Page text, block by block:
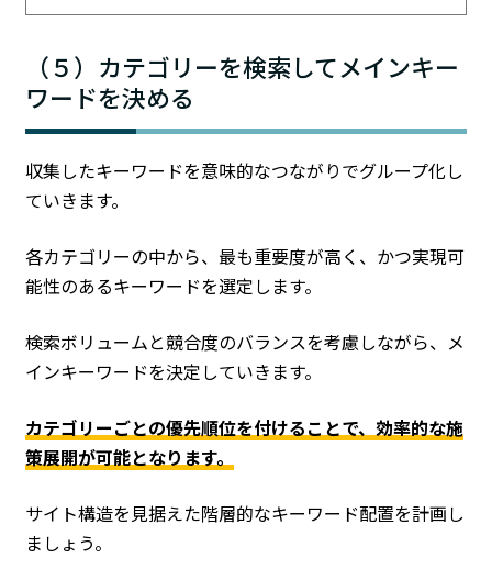
（５）カテゴリーを検索してメインキー
ワードを決める
収集したキーワードを意味的なつながりでグループ化し
ていきます。
各カテゴリーの中から、最も重要度が高く、かつ実現可
能性のあるキーワードを選定します。
検索ボリュームと競合度のバランスを考慮しながら、メ
インキーワードを決定していきます。
カテゴリーごとの優先順位を付けることで、効率的な施
策展開が可能となります。
サイト構造を見据えた階層的なキーワード配置を計画し
ましょう。